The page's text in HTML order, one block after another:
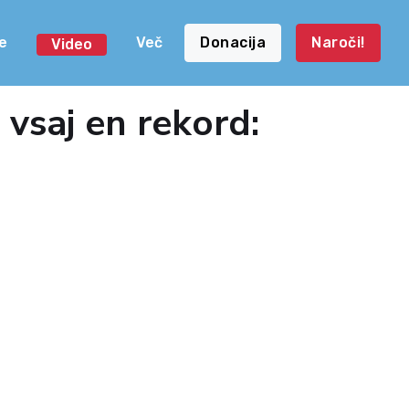
Video Več Donacija Naroči!
en rekord: